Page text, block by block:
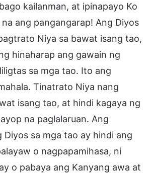
kailanman, at ipinapayo Ko
ang pangangarap! Ang Diyos
Niya sa bawat isang tao,
hinaharap ang gawain ng
sa mga tao. Ito ang
Tinatrato Niya nang
isang tao, at hindi kagaya ng
na paglalaruan. Ang
Diyos sa mga tao ay hindi ang
o nagpapamihasa, ni
o pabaya ang Kanyang awa at